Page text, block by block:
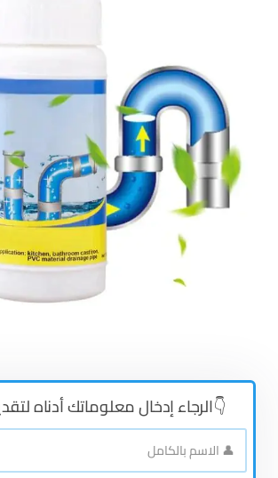
👇الرجاء إدخال معلوماتك أدناه
👤
الاسم